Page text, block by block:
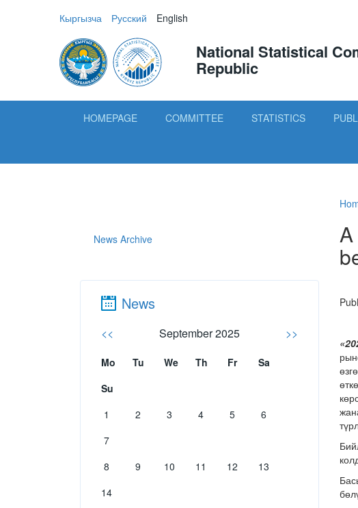
Кыргызча Русский English
National Statistical
Republic
HOMEPAGE COMMITTEE STATISTICS
News Archive
News
<< September 2025 >>
Mo Tu We Th Fr
Sa
Su
1
2 3 4 5
6
7
8
9 10 11 12
13
14